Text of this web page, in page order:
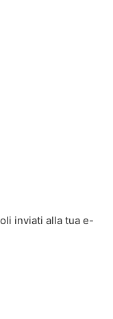
inviati alla tua e-